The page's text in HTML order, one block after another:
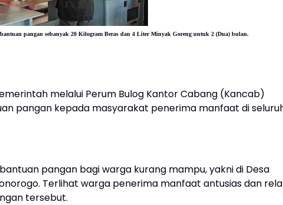
bantuan pangan sebanyak 20 Kilogram Beras dan 4 Liter Minyak Goreng untuk 2 (Dua) bulan.
melalui Perum Bulog Kantor Cabang (Kancab)
pangan kepada masyarakat penerima manfaat di
pangan bagi warga kurang mampu, yakni di Desa
Terlihat warga penerima manfaat antusias dan rela
tersebut.